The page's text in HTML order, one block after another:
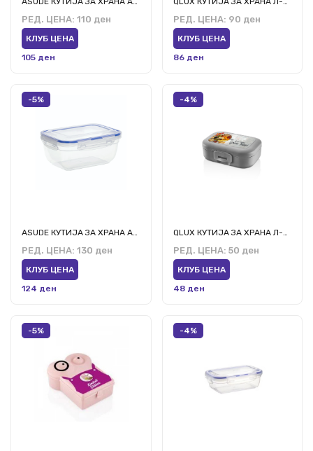
РЕД. ЦЕНА: 110 ден
КЛУБ ЦЕНА
105 ден
РЕД. ЦЕНА: 90 ден
КЛУБ ЦЕНА
86 ден
-5%
ASUDE КУТИЈА ЗА ХРАНА АСД066 2400МЛ
РЕД. ЦЕНА: 130 ден
КЛУБ ЦЕНА
124 ден
-4%
QLUX КУТИЈА ЗА ХРАНА Л-00968
РЕД. ЦЕНА: 50 ден
КЛУБ ЦЕНА
48 ден
-5% -4%